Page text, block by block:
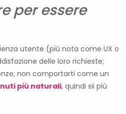
per essere
utente (più nota come UX o
delle loro richieste;
non comportarti come un
più naturali, quindi sii più